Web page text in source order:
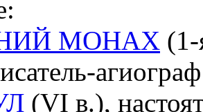
МОНАХ
агиограф
(VI в.),